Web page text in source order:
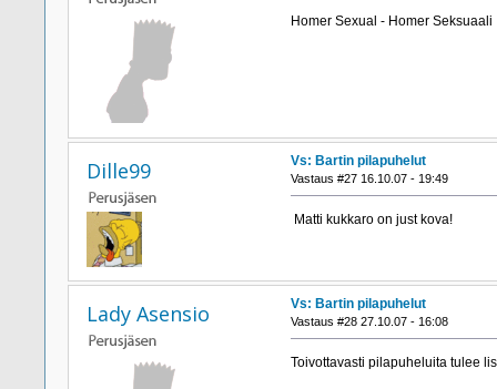
Homer Sexual - Homer
Dille99 Vs: Bartin pilapuhelut
Vastaus #27 16.10.07 - 19:49
Matti kukkaro on just kova!
Lady Asensio Vs: Bartin pilapuhelut
Vastaus #28 27.10.07 - 16:08
Toivottavasti pilapuheluita tulee